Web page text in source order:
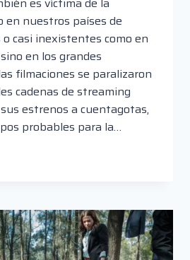
en nuestros países de
casi inexistentes como en
en los grandes
filmaciones se paralizaron
cadenas de streaming
estrenos a cuentagotas,
probables para la…